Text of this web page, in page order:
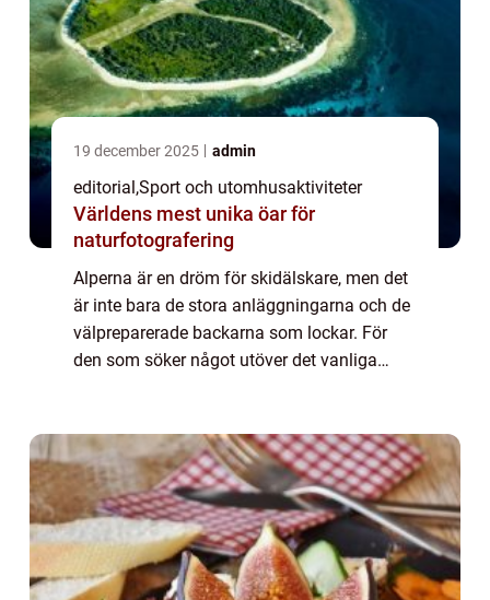
19 december 2025 admin
editorial,Sport och utomhusaktiviteter
Världens mest unika öar för
naturfotografering
Alperna är en dröm för skidälskare, men det
är inte bara de stora anläggningarna och de
välpreparerade backarna som lockar. För
den som söker något utöver det vanliga